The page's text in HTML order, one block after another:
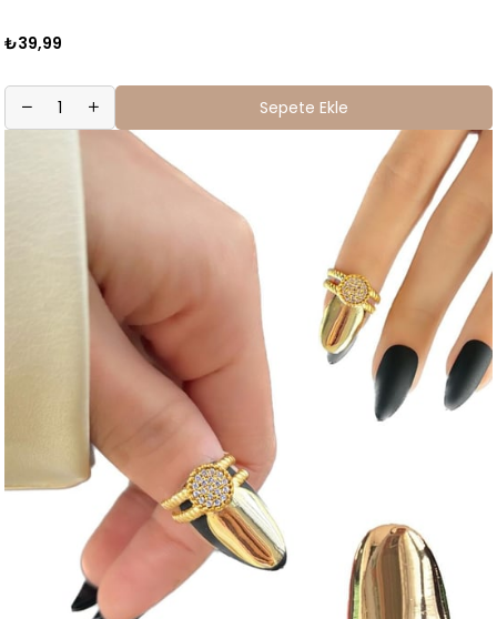
₺39,99
Sepete Ekle